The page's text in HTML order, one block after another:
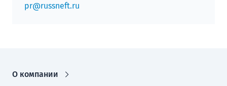
pr@russneft.ru
О компании